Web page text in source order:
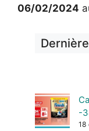
06/02/2024
-
18